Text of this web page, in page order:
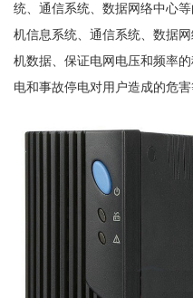
统、通信系统、数据网络中心
机信息系统、通信系统、数据
机数据、保证电网电压和频率
电和事故停电对用户造成的危害